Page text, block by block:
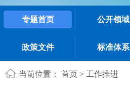
专题首页 公开领域
政策文件 标准体系
当前位置： 首页 > 工作推进